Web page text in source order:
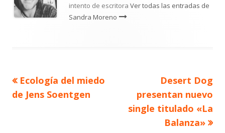
intento de escritora Ver todas las entradas de
Sandra Moreno
Navegación
de
Artículo
anterior
Ecología del miedo
de Jens Soentgen
Artículo
siguiente
Desert Dog
presentan nuevo
single titulado «La
Balanza»